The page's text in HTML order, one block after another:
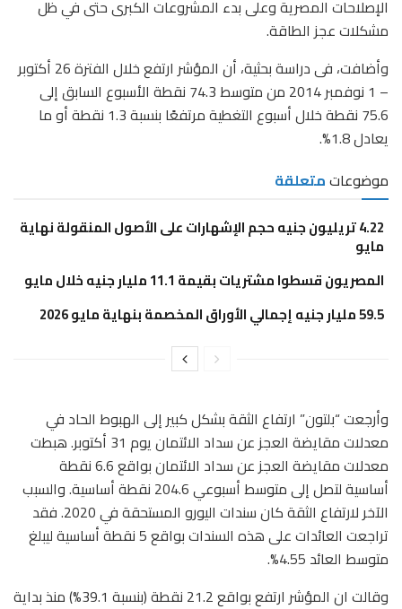
الإصلاحات المصرية وعلى بدء المشروعات الكبرى حتى في ظل
مشكلات عجز الطاقة.
وأضافت، فى دراسة بحثية، أن المؤشر ارتفع خلال الفترة 26 أكتوبر
– 1 نوفمبر 2014 من متوسط 74.3 نقطة الأسبوع السابق إلى
75.6 نقطة خلال أسبوع التغطية مرتفعًا بنسبة 1.3 نقطة أو ما
يعادل 1.8%.
موضوعاتمتعلقة
4.22 تريليون جنيه حجم الإشهارات على الأصول المنقولة نهاية
مايو
المصريون قسطوا مشتريات بقيمة 11.1 مليار جنيه خلال مايو
59.5 مليار جنيه إجمالي الأوراق المخصمة بنهاية مايو 2026
وأرجعت “بلتون” ارتفاع الثقة بشكل كبير إلى الهبوط الحاد في
معدلات مقايضة العجز عن سداد الائتمان يوم 31 أكتوبر. هبطت
معدلات مقايضة العجز عن سداد الائتمان بواقع 6.6 نقطة
أساسية لتصل إلى متوسط أسبوعي 204.6 نقطة أساسية. والسبب
الآخر لارتفاع الثقة كان سندات اليورو المستحقة في 2020. فقد
تراجعت العائدات على هذه السندات بواقع 5 نقطة أساسية ليبلغ
متوسط العائد 4.55%.
وقالت ان المؤشر ارتفع بواقع 21.2 نقطة (بنسبة 39.1%) منذ بداية